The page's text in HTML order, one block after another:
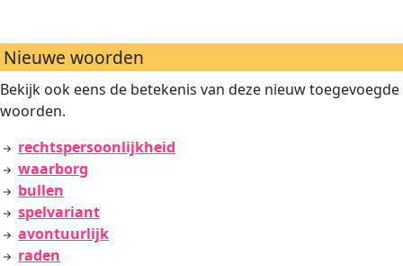
Nieuwe woorden
Bekijk ook eens de betekenis van deze nieuw toegevoegde
woorden.
rechtspersoonlijkheid
waarborg
bullen
spelvariant
avontuurlijk
raden